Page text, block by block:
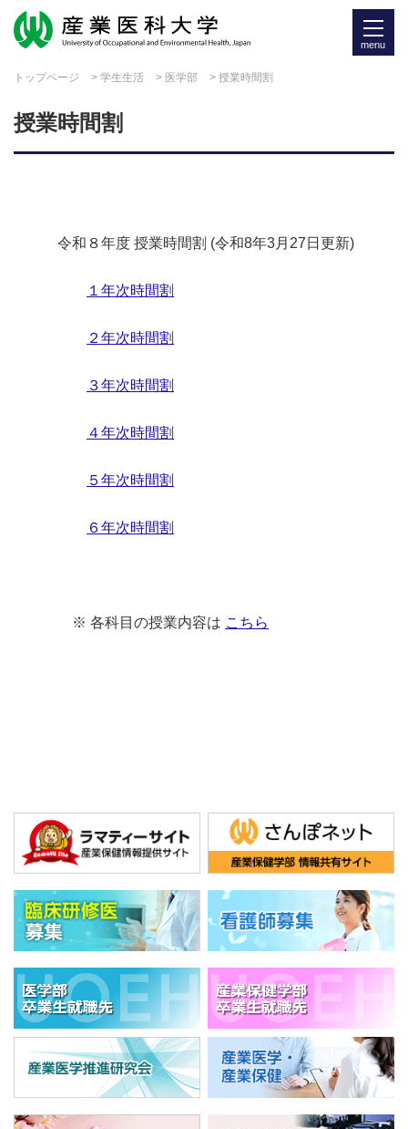
menu
トップページ > 学生生活 > 医学部 > 授業時間割
授業時間割
令和８年度 授業時間割 (令和8年3月27日更新)
１年次時間割
２年次時間割
３年次時間割
４年次時間割
５年次時間割
６年次時間割
※ 各科目の授業内容は こちら